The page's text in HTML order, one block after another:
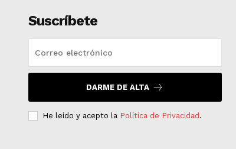
Suscríbete
DARME DE ALTA
He leído y acepto la Política de Privacidad .